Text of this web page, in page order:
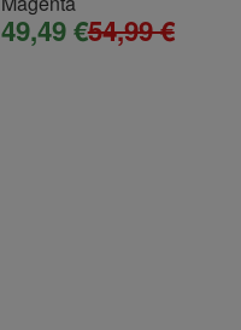
49,49 €54,99 €